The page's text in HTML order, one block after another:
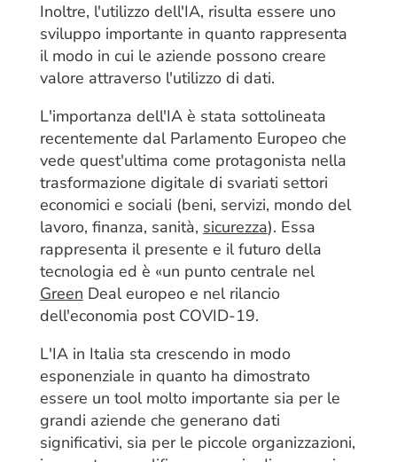
Inoltre, l'utilizzo dell'IA, risulta essere uno
sviluppo importante in quanto rappresenta
il modo in cui le aziende possono creare
valore attraverso l'utilizzo di dati.
L'importanza dell'IA è stata sottolineata
recentemente dal Parlamento Europeo che
vede quest'ultima come protagonista nella
trasformazione digitale di svariati settori
economici e sociali (beni, servizi, mondo del
lavoro, finanza, sanità, sicurezza). Essa
rappresenta il presente e il futuro della
tecnologia ed è «un punto centrale nel
Green Deal europeo e nel rilancio
dell'economia post COVID-19.
L'IA in Italia sta crescendo in modo
esponenziale in quanto ha dimostrato
essere un tool molto importante sia per le
grandi aziende che generano dati
significativi, sia per le piccole organizzazioni,